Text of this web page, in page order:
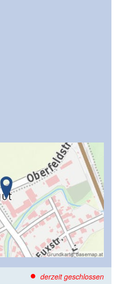
derzeit geschlossen